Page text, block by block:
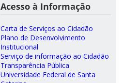
Acesso à Informação
Carta de Serviços ao Cidadão
Plano de Desenvolvimento
Institucional
Serviço de informação ao Cidadão
Transparência Pública
Universidade Federal de Santa